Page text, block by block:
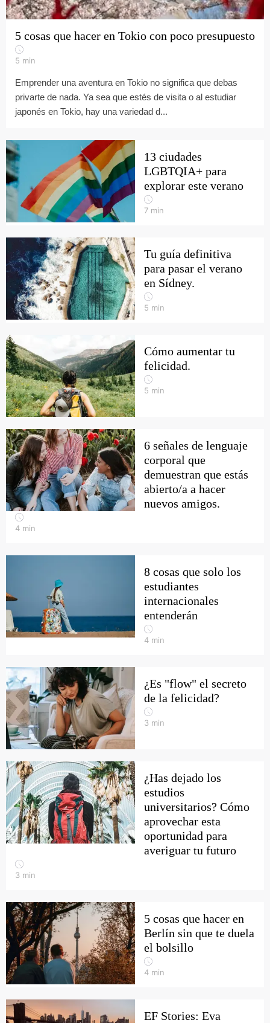
5 cosas que hacer en Tokio con poco presupuesto
5 min
Emprender una aventura en Tokio no significa que debas
privarte de nada. Ya sea que estés de visita o al estudiar
japonés en Tokio, hay una variedad d...
13 ciudades
LGBTQIA+ para
explorar este verano
7 min
Tu guía definitiva
para pasar el verano
en Sídney.
5 min
Cómo aumentar tu
felicidad.
5 min
6 señales de lenguaje
corporal que
demuestran que estás
abierto/a a hacer
nuevos amigos.
4 min
8 cosas que solo los
estudiantes
internacionales
entenderán
4 min
¿Es "flow" el secreto
de la felicidad?
3 min
¿Has dejado los
estudios
universitarios? Cómo
aprovechar esta
oportunidad para
averiguar tu futuro
3 min
5 cosas que hacer en
Berlín sin que te duela
el bolsillo
4 min
EF Stories: Eva